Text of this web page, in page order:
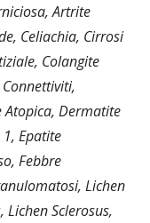
Artrite
Celiachia, Cirrosi
Colangite
Dermatite
Epatite
Febbre
Lichen
Lichen Sclerosus,